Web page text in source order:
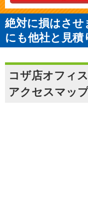
絶対に損はさ
にも他社と見積
コザ店オフィ
アクセスマッ